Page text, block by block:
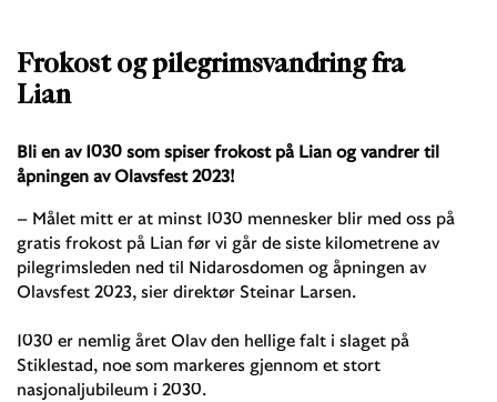
Frokost og pilegrimsvandring fra
Lian
Bli en av 1030 som spiser frokost på Lian og vandrer til
åpningen av Olavsfest 2023!
– Målet mitt er at minst 1030 mennesker blir med oss på
gratis frokost på Lian før vi går de siste kilometrene av
pilegrimsleden ned til Nidarosdomen og åpningen av
Olavsfest 2023, sier direktør Steinar Larsen.
1030 er nemlig året Olav den hellige falt i slaget på
Stiklestad, noe som markeres gjennom et stort
nasjonaljubileum i 2030.